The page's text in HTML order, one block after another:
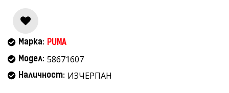
Марка: PUMA
Модел: 58671607
Наличност: ИЗЧЕРПАН